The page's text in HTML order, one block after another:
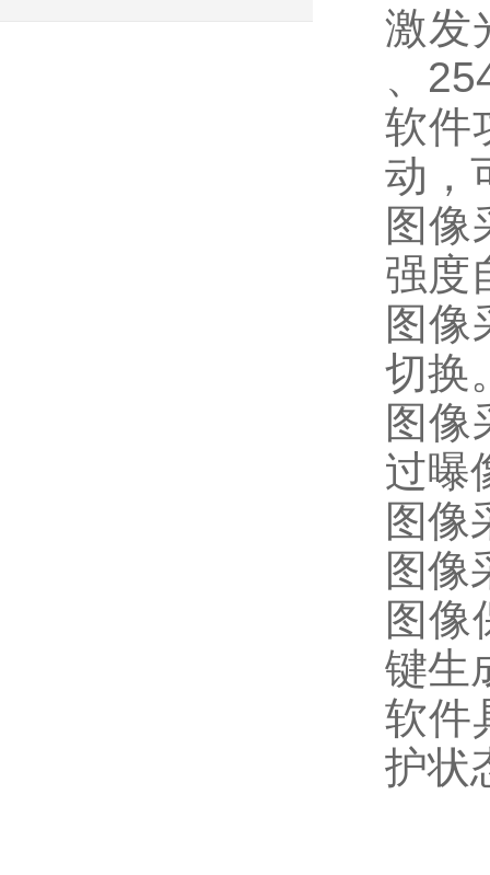
激
、
软件
动，
图像
强度
图像
切换
图像
过曝
图像
图像
图像
键生
软件
护状